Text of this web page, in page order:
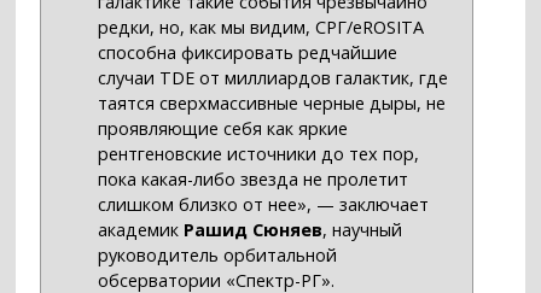
редки, но, как мы видим, СРГ/eROSITA
способна фиксировать редчайшие
случаи TDE от миллиардов галактик, где
таятся сверхмассивные черные дыры, не
проявляющие себя как яркие
рентгеновские источники до тех пор,
пока какая-либо звезда не пролетит
слишком близко от нее», — заключает
академик Рашид Сюняев, научный
руководитель орбитальной
обсерватории «Спектр-РГ».